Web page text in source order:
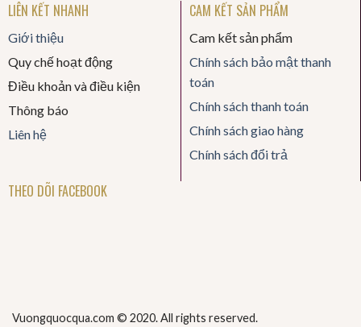
LIÊN KẾT NHANH
Giới thiệu
Quy chế hoạt động
Điều khoản và điều kiện
Thông báo
Liên hệ
CAM KẾT SẢN PHẨM
Cam kết sản phẩm
Chính sách bảo mật thanh
toán
Chính sách thanh toán
Chính sách giao hàng
Chính sách đổi trả
THEO DÕI FACEBOOK
Vuongquocqua.com © 2020. All rights reserved.